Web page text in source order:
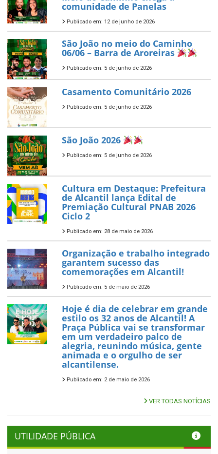
comunidade de Panelas
Publicado em: 12 de junho de 2026
São João no meio do Caminho
06/06 – Barra de Aroreiras
Publicado em: 5 de junho de 2026
Casamento Comunitário 2026
Publicado em: 5 de junho de 2026
São João 2026
Publicado em: 5 de junho de 2026
Cultura em Destaque: Prefeitura
de Alcantil lança Edital de
Premiação Cultural PNAB 2026
Ciclo 2
Publicado em: 28 de maio de 2026
Organização e trabalho integrado
garantem sucesso das
comemorações em Alcantil!
Publicado em: 5 de maio de 2026
Hoje é dia de celebrar em grande
estilo os 32 anos de Alcantil! A
Praça Pública vai se transformar
em um verdadeiro palco de
alegria, reunindo música, gente
animada e o orgulho de ser
alcantilense.
Publicado em: 2 de maio de 2026
VER TODAS NOTÍCIAS
UTILIDADE PÚBLICA